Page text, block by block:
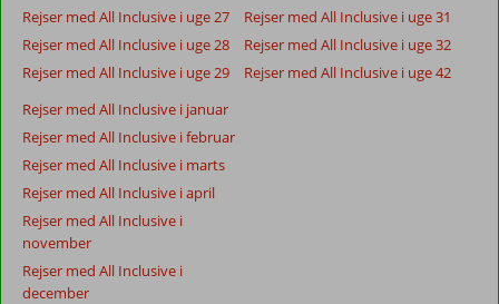
Rejser med All Inclusive i uge 27
Rejser med All Inclusive i uge 28
Rejser med All Inclusive i uge 29
Rejser med All Inclusive i uge 31
Rejser med All Inclusive i uge 32
Rejser med All Inclusive i uge 42
Rejser med All Inclusive i januar
Rejser med All Inclusive i februar
Rejser med All Inclusive i marts
Rejser med All Inclusive i april
Rejser med All Inclusive i
november
Rejser med All Inclusive i
december